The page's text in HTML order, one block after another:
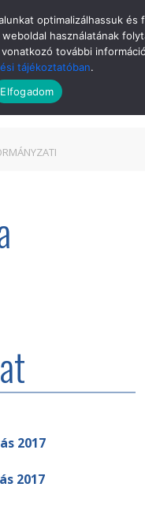
2017
2017
optimalizálhassuk és
használatának
további
tájékoztatóban.
Elfogadom